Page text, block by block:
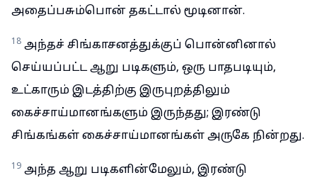
அதைப்பசும்பொன் தகட்டால் மூடினான்.
18 அந்தச் சிங்காசனத்துக்குப் பொன்னினால்
செய்யப்பட்ட ஆறு படிகளும், ஒரு பாதபடியும்,
உட்காரும் இடத்திற்கு இருபுறத்திலும்
கைச்சாய்மானங்களும் இருந்தது; இரண்டு
சிங்கங்கள் கைச்சாய்மானங்கள் அருகே நின்றது.
19 அந்த ஆறு படிகளின்மேலும், இரண்டு